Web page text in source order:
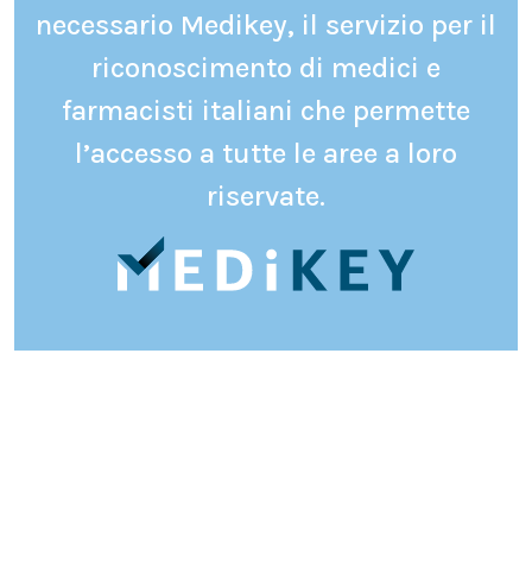
necessario Medikey, il servizio per il
riconoscimento di medici e
farmacisti italiani che permette
l’accesso a tutte le aree a loro
riservate.